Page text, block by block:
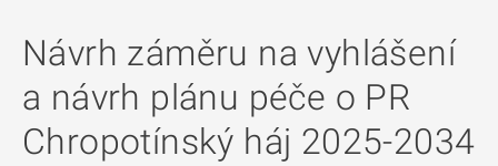
Návrh záměru na vyhlášení
a návrh plánu péče o PR
Chropotínský háj 2025-2034